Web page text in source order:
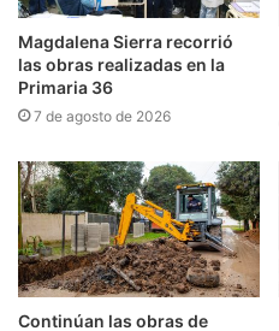
Magdalena Sierra recorrió
las obras realizadas en la
Primaria 36
7 de agosto de 2026
Continúan las obras de